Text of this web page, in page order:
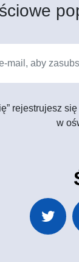
rejestrujesz
w